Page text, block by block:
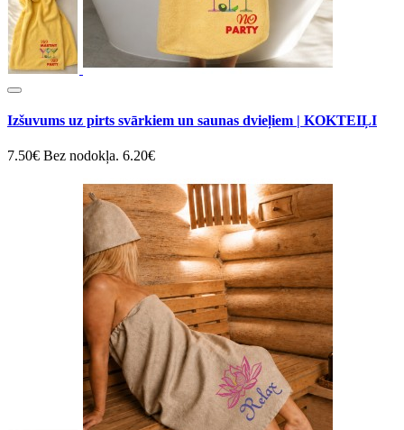
Izšuvums uz pirts svārkiem un saunas dvieļiem | KOKTEIĻI
7.50€ Bez nodokļa. 6.20€